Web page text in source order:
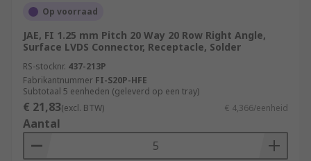
Op voorraad
JAE, FI 1.25 mm Pitch 20 Way 20 Row Right Angle,
Surface LVDS Connector, Receptacle, Solder
RS-stocknr. 437-213P
Fabrikantnummer FI-S20P-HFE
Subtotaal 5 eenheden (geleverd op een tray)
€ 21,83(excl. BTW) € 4,366/eenheid
Aantal